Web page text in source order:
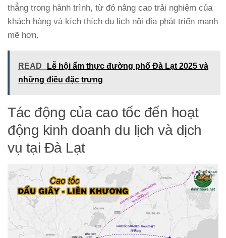
thẳng trong hành trình, từ đó nâng cao trải nghiệm của
khách hàng và kích thích du lịch nội địa phát triển mạnh
mẽ hơn.
READ
Lễ hội ẩm thực đường phố Đà Lạt 2025 và
những điều đặc trưng
Tác động của cao tốc đến hoạt
động kinh doanh du lịch và dịch
vụ tại Đà Lạt